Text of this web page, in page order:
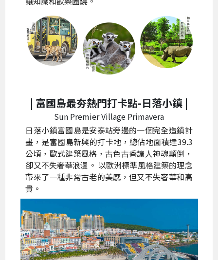
| 富國島最夯熱門打卡點-日落小鎮 |
Sun Premier Village Primavera
日落小鎮富國島是安泰站旁邊的一個完全造鎮計
畫，是富國島新興的打卡地，總佔地面積達39.3
公頃，歐式建築風格，古色古香讓人神魂顛倒，
卻又不失奢華浪漫。 以歐洲標準風格​​建築的理念
帶來了一種非常古老的美感，但又不失奢華和高
貴。